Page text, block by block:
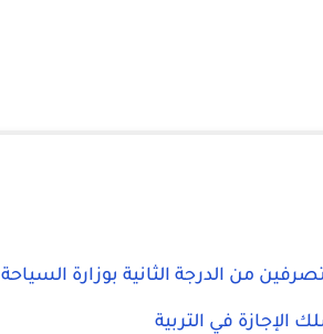
من الدرجة الثانية بوزارة السياحة
الإجازة في التربية